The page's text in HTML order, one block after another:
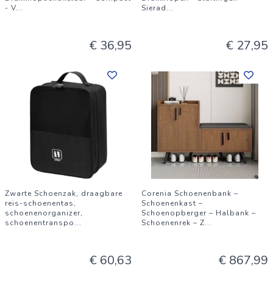
- V...
€ 36,95
Sierad...
€ 27,95
Zwarte Schoenzak, draagbare
reis-schoenentas,
schoenenorganizer,
schoenentranspo...
€ 60,63
Corenia Schoenenbank –
Schoenenkast –
Schoenopberger – Halbank –
Schoenenrek – Z...
€ 867,99